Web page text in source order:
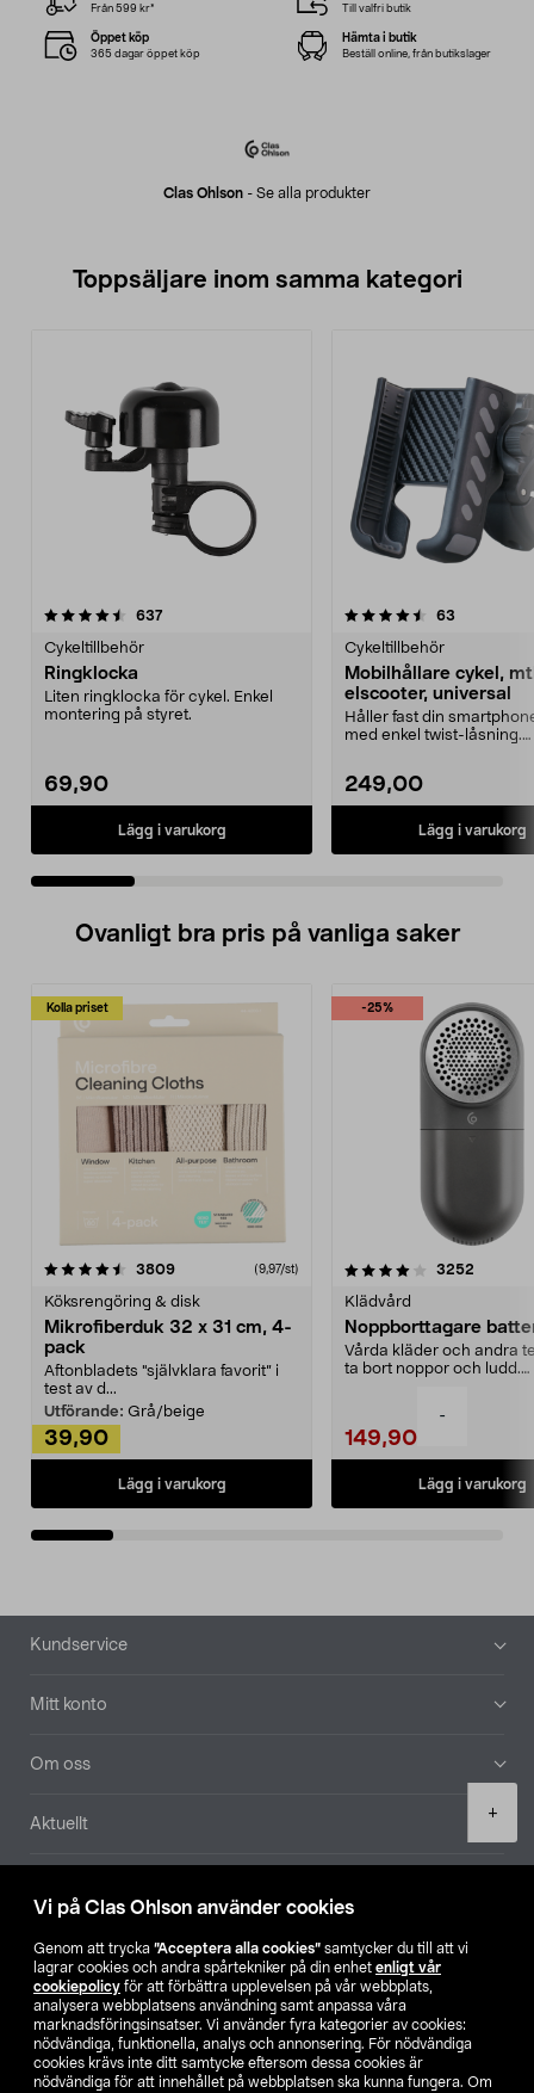
Vi på Clas Ohlson använder cookies
Genom att trycka ”Acceptera alla cookies” samtycker du till att vi
lagrar cookies och andra spårtekniker på din enhet enligt vår
cookiepolicy för att förbättra upplevelsen på vår webbplats,
analysera webbplatsens användning samt anpassa våra
marknadsföringsinsatser. Vi använder fyra kategorier av cookies:
nödvändiga, funktionella, analys och annonsering. För nödvändiga
cookies krävs inte ditt samtycke eftersom dessa cookies är
nödvändiga för att innehållet på webbplatsen ska kunna fungera. Om
-
+
Clas Ohlson - Se alla produkter
Från 599 kr* Till valfri butik
Öppet köp
365 dagar öppet köp
Hämta i butik
Beställ online, från butikslager
Toppsäljare inom samma kategori
637recensioner
Cykeltillbehör
Ringklocka
Liten ringklocka för cykel. Enkel
montering på styret.
69,90
Lägg i varukorg
4.5 av 5 stjärnor 63
Cykeltillbehör
Mobilhållare cykel,
elscooter, universal
Håller fast din
med enkel twist-låsning.
249,00
Lägg i varukorg
4.0 av 5 stjärnor
Ovanligt bra pris på vanliga saker
Kolla priset
3809recensioner (9,97/st)
Köksrengöring & disk
Mikrofiberduk 32 x 31 cm, 4-
pack
Aftonbladets "självklara favorit” i
test av d...
Utförande: Grå/beige
39,90
Lägg i varukorg
-25%
4.0av 5 stjärnor 3252
Klädvård
Noppborttagare
Vårda kläder och andra
ta bort noppor och ludd.
149,90
Lägg i varukorg
4.5av 5 stjärnor
Sidfot
Kundservice
Mitt konto
Om oss
Aktuellt
Hitta butik
SE NO FI